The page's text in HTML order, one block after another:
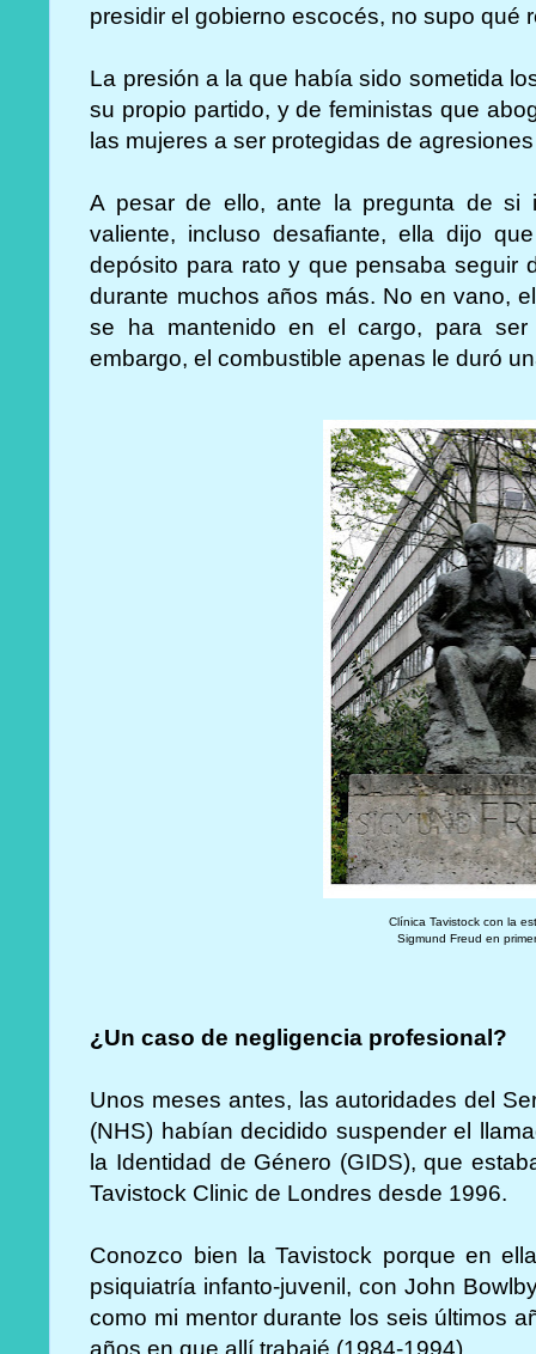
presidir el gobierno escocés, no supo qué
La presión a la que había sido sometida
su propio partido, y de feministas que
las mujeres a ser protegidas de
A pesar de ello, ante la pregunta de si
valiente, incluso desafiante, ella dijo
depósito para rato y que pensaba seguir
durante muchos años más. No en vano,
se ha mantenido en el cargo, para
embargo, el combustible apenas le duró
Clínica Tavistock con la
Sigmund Freud en
¿Un caso de negligencia profesional?
Unos meses antes, las autoridades del
(NHS) habían decidido suspender el
la Identidad de Género (GIDS), que
Tavistock Clinic de Londres desde 1996.
Conozco bien la Tavistock porque en
psiquiatría infanto-juvenil, con John
como mi mentor durante los seis últimos
años en que allí trabajé (1984-1994).